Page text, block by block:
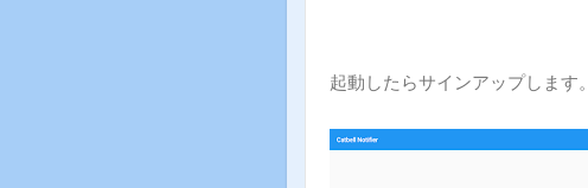
起動したらサインアップします。